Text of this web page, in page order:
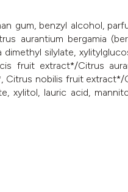
gum, benzyl alcohol,
aurantium bergamia
silylate,
fruit extract*/Citrus
nobilis fruit
xylitol, lauric acid,